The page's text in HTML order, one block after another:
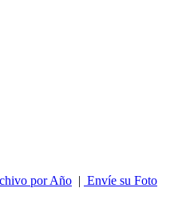
por Año | Envíe su Foto